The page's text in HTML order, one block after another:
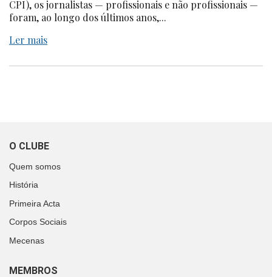
CPI), os jornalistas — profissionais e não profissionais —
foram, ao longo dos últimos anos,...
Ler mais
O CLUBE
Quem somos
História
Primeira Acta
Corpos Sociais
Mecenas
MEMBROS